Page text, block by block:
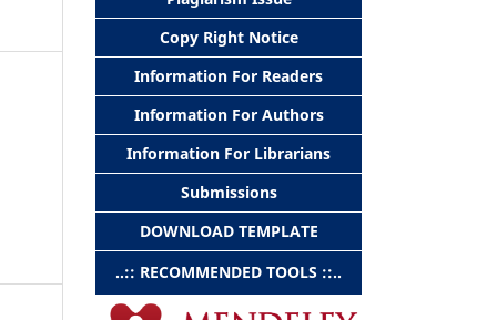
Copy Right Notice
Information For Readers
Information For Authors
Information For Librarians
Submissions
DOWNLOAD TEMPLATE
..:: RECOMMENDED TOOLS ::..